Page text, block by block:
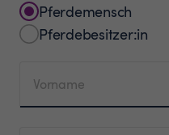
Pferdemensch
Pferdebesitzer:in
Vorname